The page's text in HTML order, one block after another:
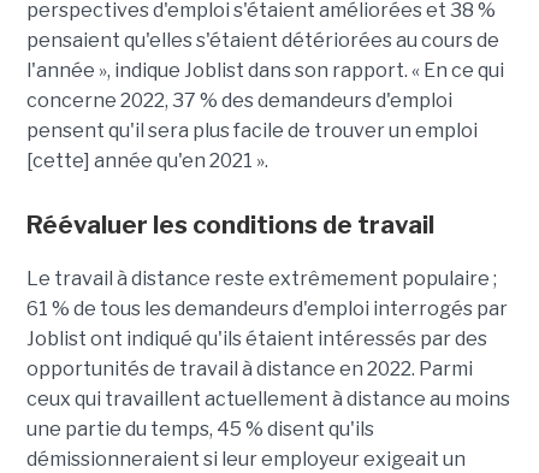
perspectives d'emploi s'étaient améliorées et 38 %
pensaient qu'elles s'étaient détériorées au cours de
l'année », indique Joblist dans son rapport. « En ce qui
concerne 2022, 37 % des demandeurs d'emploi
pensent qu'il sera plus facile de trouver un emploi
[cette] année qu'en 2021 ».
Réévaluer les conditions de travail
Le travail à distance reste extrêmement populaire ;
61 % de tous les demandeurs d'emploi interrogés par
Joblist ont indiqué qu'ils étaient intéressés par des
opportunités de travail à distance en 2022. Parmi
ceux qui travaillent actuellement à distance au moins
une partie du temps, 45 % disent qu'ils
démissionneraient si leur employeur exigeait un